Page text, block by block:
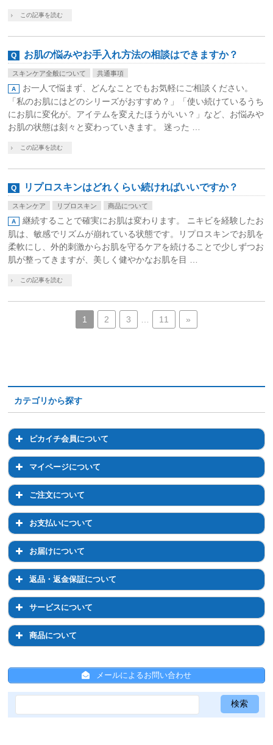
この記事を読む
お肌の悩みやお手入れ方法の相談はできますか？
スキンケア全般について 共通事項
お一人で悩まず、どんなことでもお気軽にご相談ください。
「私のお肌にはどのシリーズがおすすめ？」「使い続けているうち
にお肌に変化が。アイテムを変えたほうがいい？」など、お悩みや
お肌の状態は刻々と変わっていきます。 迷った …
この記事を読む
リプロスキンはどれくらい続ければいいですか？
スキンケア リプロスキン 商品について
継続することで確実にお肌は変わります。 ニキビを経験したお
肌は、敏感でリズムが崩れている状態です。リプロスキンでお肌を
柔軟にし、外的刺激からお肌を守るケアを続けることで少しずつお
肌が整ってきますが、美しく健やかなお肌を目 …
この記事を読む
1 2 3 11 »
カテゴリから探す
ピカイチ会員について
ピカイチ会員について
会員登録について
退会について
マイページについて
マイページについて
マイページでのお手続き
ログイン・パスワードについて
登録情報の変更
ご注文について
ご注文について
注文前のご相談について
通常購入について
定期コースについて
配送について
ひと箱割について
ひかりちゃんシールについて
お支払いについて
お支払いについて
お支払い方法について
お支払い方法の変更について
お届けについて
お届けについて
お届け先の変更について
お届け日時・周期の変更
返品・返金保証について
返品・返金保証について
返品について
サービスについて
サービスについて
ひと箱割について
商品について
スキンケア全般について
メールによるお問い合わせ